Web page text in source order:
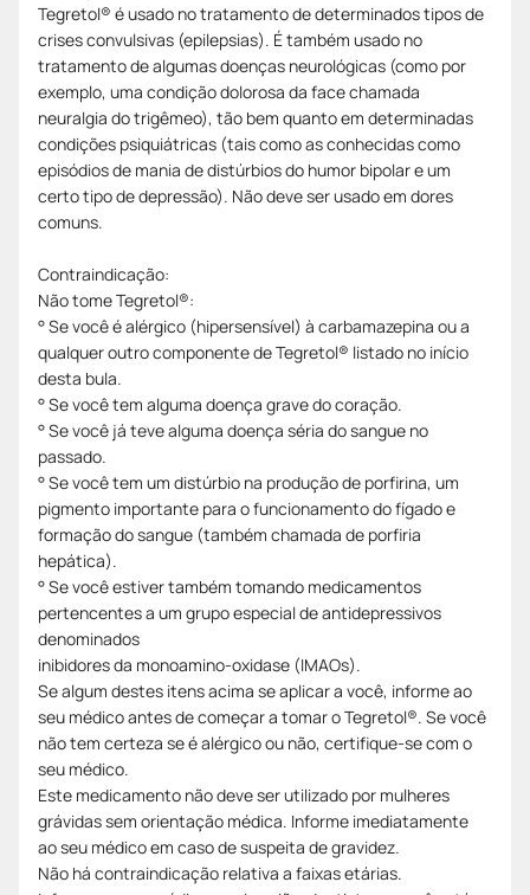
Tegretol® é usado no tratamento de determinados tipos de
crises convulsivas (epilepsias). É também usado no
tratamento de algumas doenças neurológicas (como por
exemplo, uma condição dolorosa da face chamada
neuralgia do trigêmeo), tão bem quanto em determinadas
condições psiquiátricas (tais como as conhecidas como
episódios de mania de distúrbios do humor bipolar e um
certo tipo de depressão). Não deve ser usado em dores
comuns.
Contraindicação:
Não tome Tegretol®:
° Se você é alérgico (hipersensível) à carbamazepina ou a
qualquer outro componente de Tegretol® listado no início
desta bula.
° Se você tem alguma doença grave do coração.
° Se você já teve alguma doença séria do sangue no
passado.
° Se você tem um distúrbio na produção de porfirina, um
pigmento importante para o funcionamento do fígado e
formação do sangue (também chamada de porfiria
hepática).
° Se você estiver também tomando medicamentos
pertencentes a um grupo especial de antidepressivos
denominados
inibidores da monoamino-oxidase (IMAOs).
Se algum destes itens acima se aplicar a você, informe ao
seu médico antes de começar a tomar o Tegretol®. Se você
não tem certeza se é alérgico ou não, certifique-se com o
seu médico.
Este medicamento não deve ser utilizado por mulheres
grávidas sem orientação médica. Informe imediatamente
ao seu médico em caso de suspeita de gravidez.
Não há contraindicação relativa a faixas etárias.